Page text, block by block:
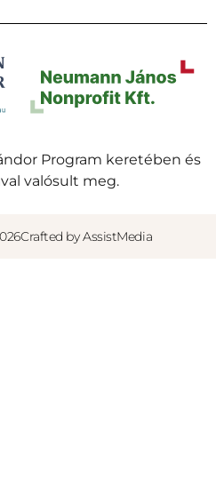
Program keretében és
valósult meg.
Crafted by AssistMedia